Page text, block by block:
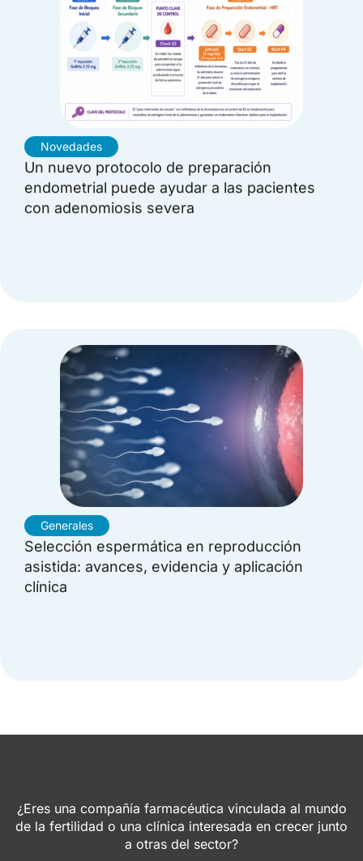
Novedades
Un nuevo protocolo de preparación
endometrial puede ayudar a las pacientes
con adenomiosis severa
Generales
Selección espermática en reproducción
asistida: avances, evidencia y aplicación
clínica
¿Eres una compañía farmacéutica vinculada al mundo
de la fertilidad o una clínica interesada en crecer junto
a otras del sector?